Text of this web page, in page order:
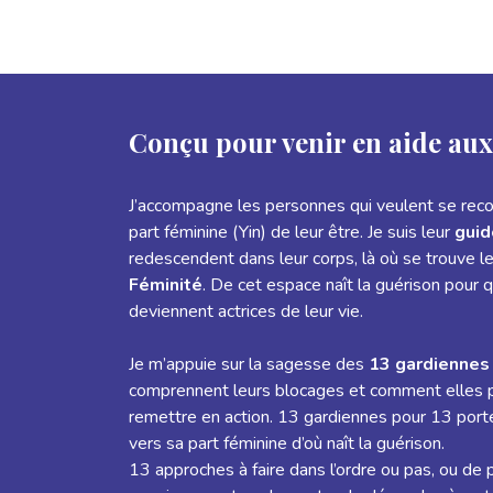
Conçu pour venir en aide
J’accompagne les personnes qui veulent se
part féminine (Yin) de leur être. Je suis leur
redescendent dans leur corps, là où se trouve
Féminité. De cet espace naît la guérison pour
deviennent actrices de leur vie.
Je m’appuie sur la sagesse des 13 gardiennes
comprennent leurs blocages et comment elles
remettre en action. 13 gardiennes pour 13
vers sa part féminine d’où naît la guérison.
13 approches à faire dans l’ordre ou pas, ou de